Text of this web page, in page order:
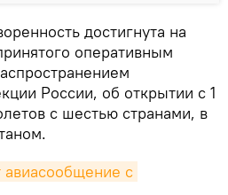
достигнута на
оперативным
России, об открытии с 1
с шестью странами, в
авиасообщение с